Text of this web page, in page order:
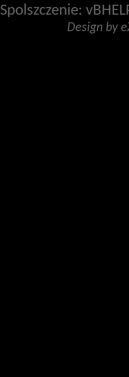
Spolszczenie:
Design by